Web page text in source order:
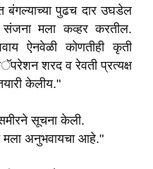
पुढच दार उघडेल
मला कव्हर करतील.
ऐनवेळी कोणतीही कृती
शरद व रेवती प्रत्यक्ष
केलीय."
सूचना केली.
मला अनुभवायचा आहे."